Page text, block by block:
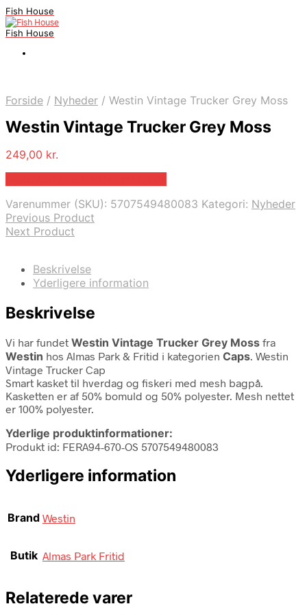
Fish House
Fish House
Forside / Nyheder / Westin Vintage Trucker Grey Moss
Westin Vintage Trucker Grey Moss
249,00 kr.
Varenummer (SKU): 5707549480083 Kategori: Nyheder
Previous Product
Next Product
Beskrivelse
Yderligere information
Beskrivelse
Vi har fundet Westin Vintage Trucker Grey Moss fra
Westin hos Almas Park & Fritid i kategorien Caps. Westin
Vintage Trucker Cap
Smart kasket til hverdag og fiskeri med mesh bagpå.
Kasketten er af 50% bomuld og 50% polyester. Mesh nettet
er 100% polyester.
Yderlige produktinformationer:
Produkt id: FERA94-670-OS 5707549480083
Yderligere information
Brand Westin
Butik Almas Park Fritid
Relaterede varer